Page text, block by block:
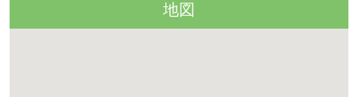
連絡先・開催場所